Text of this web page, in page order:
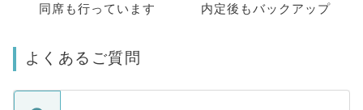
同席も行っています
内定後もバックアップ
よくあるご質問